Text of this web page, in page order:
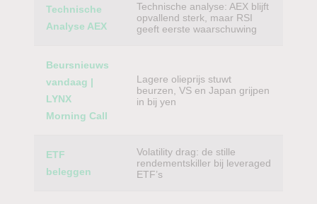
Technische
Analyse AEX
Technische analyse: AEX blijft
opvallend sterk, maar RSI
geeft eerste waarschuwing
Beursnieuws
vandaag |
LYNX
Morning Call
Lagere olieprijs stuwt
beurzen, VS en Japan grijpen
in bij yen
ETF
beleggen
Volatility drag: de stille
rendementskiller bij leveraged
ETF’s